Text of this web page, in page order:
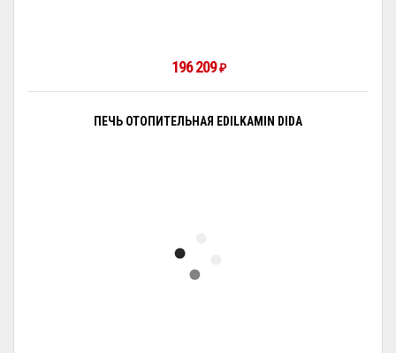
196 209₽
ПЕЧЬ ОТОПИТЕЛЬНАЯ EDILKAMIN DIDA